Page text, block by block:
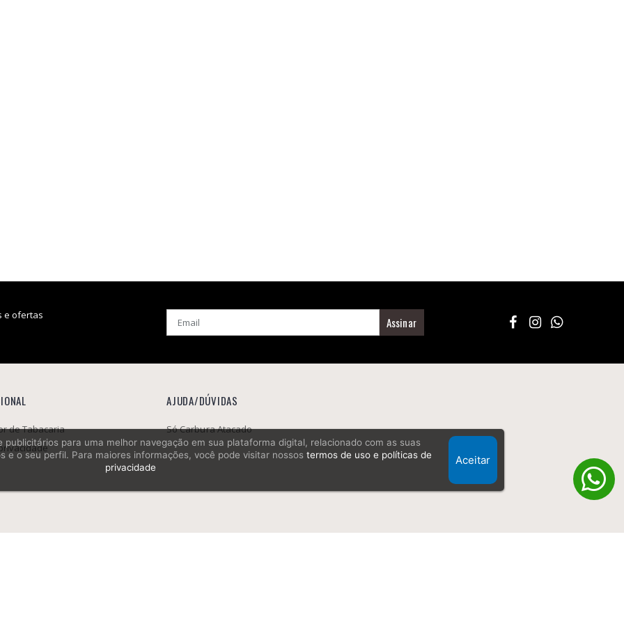
e ofertas
Assinar
de Tabacaria
AJUDA/DÚVIDAS
Só Carbura Atacado
publicitários para uma melhor navegação em sua plataforma digital, relacionado com as suas
e o seu perfil. Para maiores informações, você pode visitar nossos termos de uso e políticas de
privacidade
Aceitar